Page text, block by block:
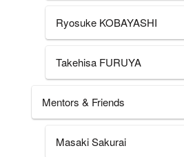
Ryosuke KOBAYASHI
Takehisa FURUYA
Mentors & Friends
Masaki Sakurai